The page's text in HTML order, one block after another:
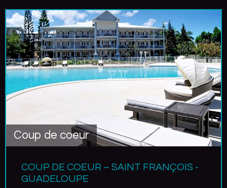
Coup de coeur
COUP DE COEUR – SAINT FRANÇOIS -
GUADELOUPE